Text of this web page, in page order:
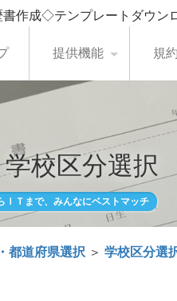
作成◇テンプレートダウ
提供機能 規
校区分選択
ＩＴまで、みんなにベストマッチ
都道府県選択 ＞ 学校区分選